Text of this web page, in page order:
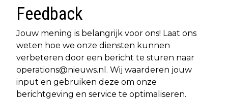
Feedback
Jouw mening is belangrijk voor ons! Laat ons
weten hoe we onze diensten kunnen
verbeteren door een bericht te sturen naar
operations@nieuws.nl . Wij waarderen jouw
input en gebruiken deze om onze
berichtgeving en service te optimaliseren.